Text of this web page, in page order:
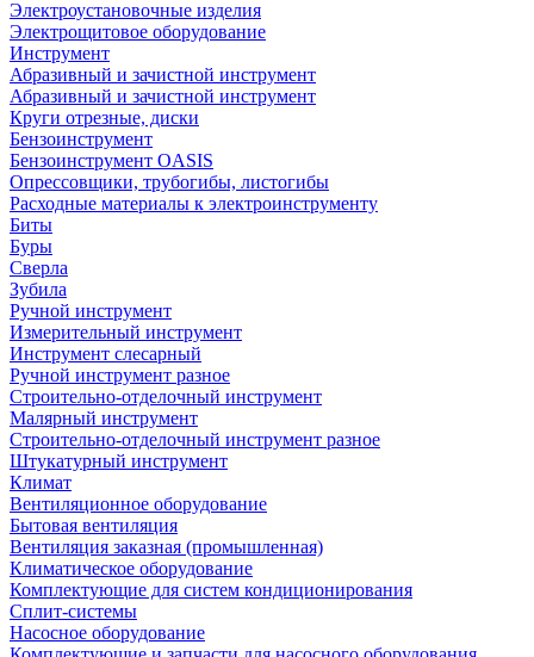
Электроустановочные изделия
Электрощитовое оборудование
Инструмент
Абразивный и зачистной инструмент
Абразивный и зачистной инструмент
Круги отрезные, диски
Бензоинструмент
Бензоинструмент OASIS
Опрессовщики, трубогибы, листогибы
Расходные материалы к электроинструменту
Биты
Буры
Сверла
Зубила
Ручной инструмент
Измерительный инструмент
Инструмент слесарный
Ручной инструмент разное
Строительно-отделочный инструмент
Малярный инструмент
Строительно-отделочный инструмент разное
Штукатурный инструмент
Климат
Вентиляционное оборудование
Бытовая вентиляция
Вентиляция заказная (промышленная)
Климатическое оборудование
Комплектующие для систем кондиционирования
Сплит-системы
Насосное оборудование